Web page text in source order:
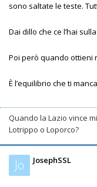
sono saltate le teste.
Dai dillo che ce l’hai
Poi però quando ottieni
È l’equilibrio che ti
Quando la Lazio vince
Lotrippo o Loporco?
Jo JosephSSL